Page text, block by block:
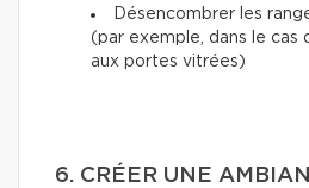
Désencombrer les
(par exemple, dans le cas
aux portes vitrées)
6. CRÉER UNE